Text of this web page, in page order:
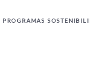
PROGRAMAS